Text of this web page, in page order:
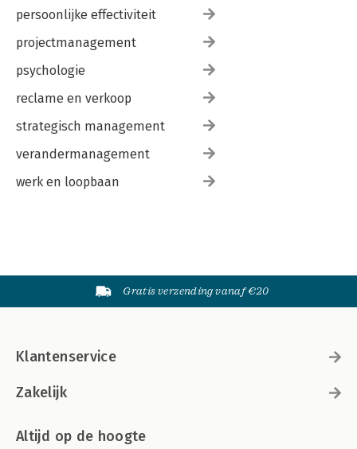
persoonlijke effectiviteit
projectmanagement
psychologie
reclame en verkoop
strategisch management
verandermanagement
werk en loopbaan
Gratis verzending vanaf €20
Klantenservice
Zakelijk
Altijd op de hoogte